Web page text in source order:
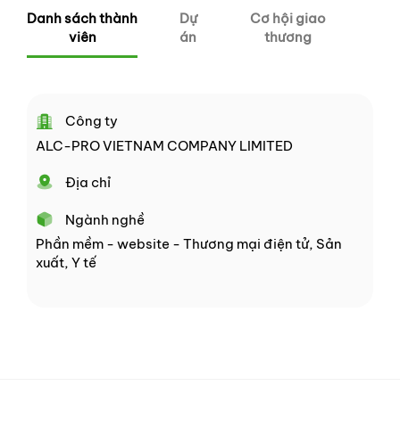
Danh sách thành
viên
Dự
án
Cơ hội giao
thương
Công ty
ALC-PRO VIETNAM COMPANY LIMITED
Địa chỉ
Ngành nghề
Phần mềm - website - Thương mại điện tử, Sản
xuất, Y tế